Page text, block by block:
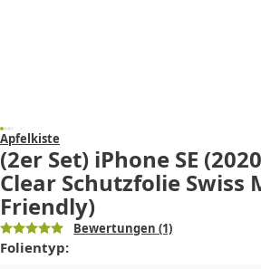
Apfelkiste
(2er Set) iPhone SE
Clear Schutzfolie Swiss
Friendly)
Bewertungen (1)
Folientyp: